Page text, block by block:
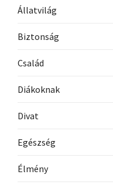
Állatvilág
Biztonság
Család
Diákoknak
Divat
Egészség
Élmény